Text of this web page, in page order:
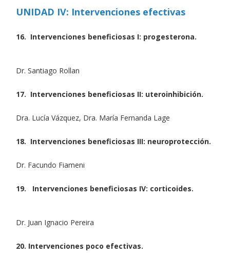
UNIDAD IV: Intervenciones efectivas
16. Intervenciones beneficiosas I: progesterona.
Dr. Santiago Rollan
17. Intervenciones beneficiosas II: uteroinhibición.
Dra. Lucía Vázquez, Dra. María Fernanda Lage
18. Intervenciones beneficiosas III: neuroprotección.
Dr. Facundo Fiameni
19. Intervenciones beneficiosas IV: corticoides.
Dr. Juan Ignacio Pereira
20. Intervenciones poco efectivas.